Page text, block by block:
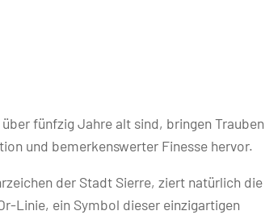
fünfzig Jahre alt sind, bringen Trauben
und bemerkenswerter Finesse hervor.
der Stadt Sierre, ziert natürlich die
Linie, ein Symbol dieser einzigartigen